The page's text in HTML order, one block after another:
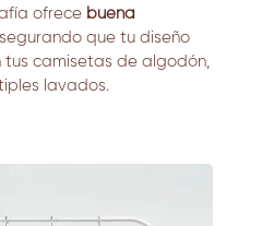
ofrece buena
que tu diseño
camisetas de algodón,
lavados.